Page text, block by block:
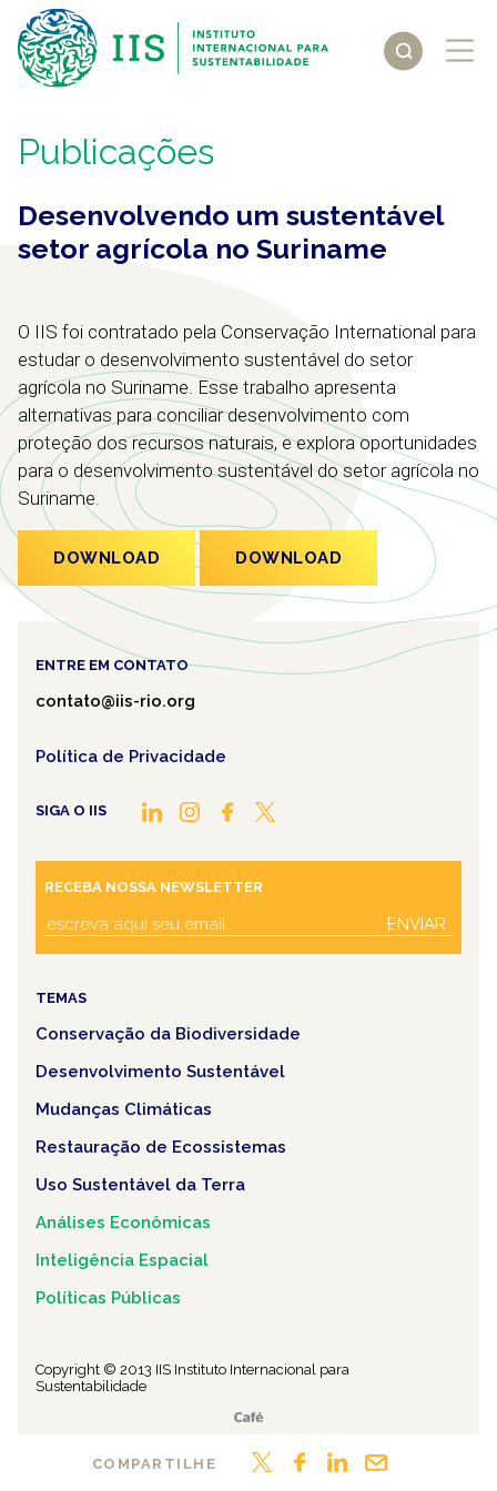
Publicações
COMPARTILHE
Desenvolvendo um sustentável
setor agrícola no Suriname
O IIS foi contratado pela Conservação International para
estudar o desenvolvimento sustentável do setor
agrícola no Suriname. Esse trabalho apresenta
alternativas para conciliar desenvolvimento com
proteção dos recursos naturais, e explora oportunidades
para o desenvolvimento sustentável do setor agrícola no
Suriname.
DOWNLOAD DOWNLOAD
ENTRE EM CONTATO
contato@iis-rio.org
Política de Privacidade
SIGA O IIS
RECEBA NOSSA NEWSLETTER
ENVIAR
TEMAS
Conservação da Biodiversidade
Desenvolvimento Sustentável
Mudanças Climáticas
Restauração de Ecossistemas
Uso Sustentável da Terra
Análises Econômicas
Inteligência Espacial
Políticas Públicas
Copyright © 2013 IIS Instituto Internacional para
Sustentabilidade